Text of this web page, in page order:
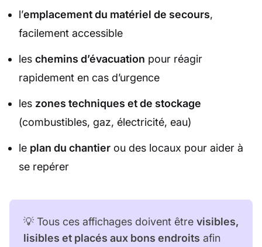
l’emplacement du matériel de secours,
facilement accessible
les chemins d’évacuation pour réagir
rapidement en cas d’urgence
les zones techniques et de stockage
(combustibles, gaz, électricité, eau)
le plan du chantier ou des locaux pour aider à
se repérer
💡 Tous ces affichages doivent être visibles,
lisibles et placés aux bons endroits afin